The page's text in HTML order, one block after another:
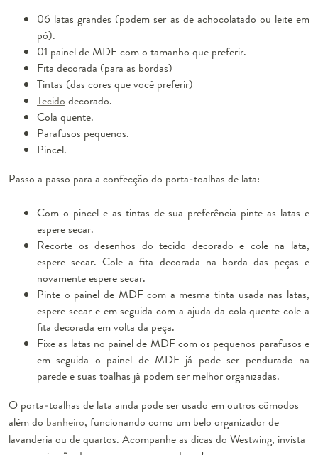
06 latas grandes (podem ser as de achocolatado ou leite em
pó).
01 painel de MDF com o tamanho que preferir.
Fita decorada (para as bordas)
Tintas (das cores que você preferir)
Tecido decorado.
Cola quente.
Parafusos pequenos.
Pincel.
Passo a passo para a confecção do porta-toalhas de lata:
Com o pincel e as tintas de sua preferência pinte as latas e
espere secar.
Recorte os desenhos do tecido decorado e cole na lata,
espere secar. Cole a fita decorada na borda das peças e
novamente espere secar.
Pinte o painel de MDF com a mesma tinta usada nas latas,
espere secar e em seguida com a ajuda da cola quente cole a
fita decorada em volta da peça.
Fixe as latas no painel de MDF com os pequenos parafusos e
em seguida o painel de MDF já pode ser pendurado na
parede e suas toalhas já podem ser melhor organizadas.
O porta-toalhas de lata ainda pode ser usado em outros cômodos
além do banheiro, funcionando como um belo organizador de
lavanderia ou de quartos. Acompanhe as dicas do Westwing, invista